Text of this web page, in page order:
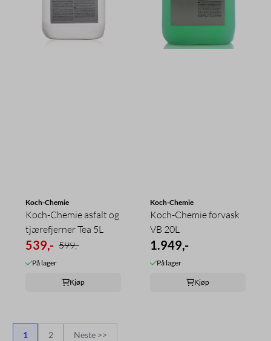
Koch-Chemie
Koch-Chemie asfalt og
tjærefjerner Tea 5L
539,- 599,-
På lager
Kjøp
Koch-Chemie
Koch-Chemie forvask
VB 20L
1.949,-
På lager
Kjøp
1 2 Neste >>